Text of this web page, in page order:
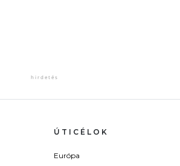
ÚTICÉLOK
Európa